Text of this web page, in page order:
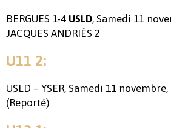
BERGUES 1-4 USLD, Samedi 11
JACQUES ANDRIÈS 2
U11 2:
USLD – YSER, Samedi 11
(Reporté)